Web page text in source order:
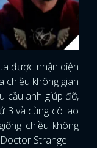
được nhận diện
chiều không gian
cầu anh giúp đỡ,
3 và cùng cô lao
chiều không
Strange.